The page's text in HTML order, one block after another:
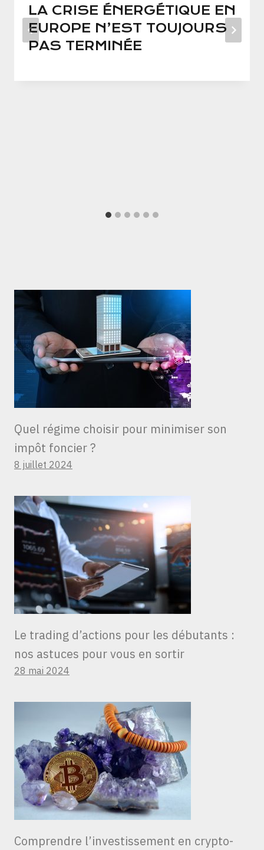
LA CRISE ÉNERGÉTIQUE EN
EUROPE N’EST TOUJOURS
PAS TERMINÉE
Quel régime choisir pour minimiser son
impôt foncier ?
8 juillet 2024
Le trading d’actions pour les débutants :
nos astuces pour vous en sortir
28 mai 2024
Comprendre l’investissement en crypto-